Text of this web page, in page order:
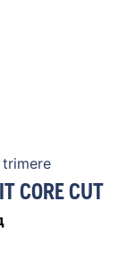
CORE CUT